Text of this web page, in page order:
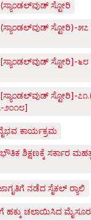
ಸ್ಟೋರಿ
ಸ್ಟೋರಿ)-
ಸ್ಟೋರಿ]-೬೮
ಸ್ಟೋರಿ]-
೨೦೧೮]
ಕಾರ್ಯಕ್ರಮ
ಶಿಕ್ಷಣಕ್ಕೆ ಸರ್ಕಾರ
ನಡೆದ ಸೈಕಲ್ ರ್‍ಯಾಲಿ
ಹಕ್ಕು ಚಲಾಯಿಸಿದ